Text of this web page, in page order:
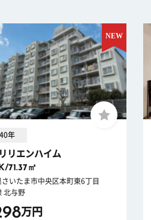
年
リエンハイム
71.37㎡
さいたま市中央区本町東6丁目
北与野
万円